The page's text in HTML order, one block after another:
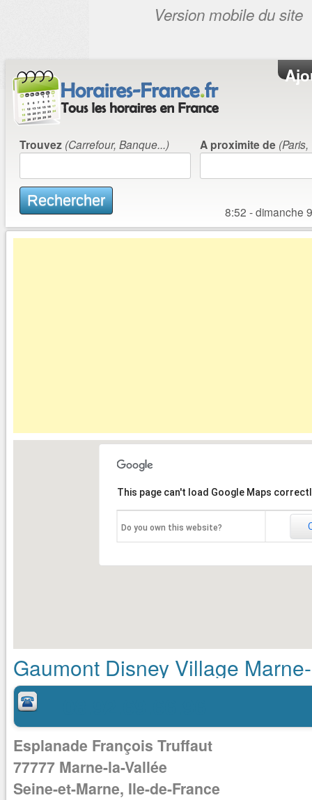
Trouvez (Carrefour, Banque...) A proximite de
Rechercher
8:52 - dimanche
Aller au contenu principal
This page can't load Google Maps
Do you own this website?
Gaumont Disney Village
Esplanade François Truffaut
77777 Marne-la-Vallée
Seine-et-Marne, Ile-de-France